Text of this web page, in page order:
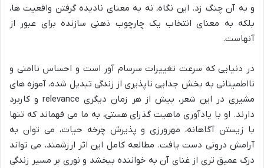
و به آن چنگ زد. این نگاه، نه به معنای نادیده گرفتن واقعیت ها،
بلکه به معنای انتخاب یک چارچوب ذهنی سازنده برای عبور از
آنهاست.
در دنیایی که سرعت تغییرات سرسام آور است و احساس ناامنی و
نااطمینانی به بخش جدایی ناپذیری از زندگی تبدیل شده، آموزه های
مشیری در این شعر، بیش از هر زمان دیگری relevance و کاربرد
دارند. او با یادآوری ماهیت گذرای هستی، به ما می فهماند که تنها
با زیستن آگاهانه، مهرورزی و پذیرش چرخه حیات، می توان به
آرامش درونی دست یافت. مطالعه کامل این اثر ارزشمند، می تواند
درک عمیق تری از غنای آن به خواننده ببخشد و نوری بر مسیر زندگی